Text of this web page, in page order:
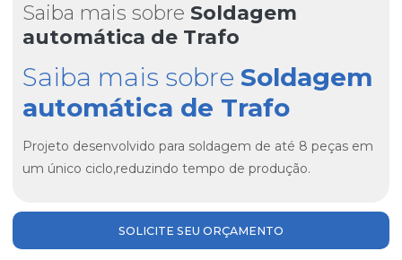
Saiba mais sobre Soldagem
automática de Trafo
Saiba mais sobre Soldagem
automática de Trafo
Projeto desenvolvido para soldagem de até 8 peças em
um único ciclo,reduzindo tempo de produção.
SOLICITE SEU ORÇAMENTO